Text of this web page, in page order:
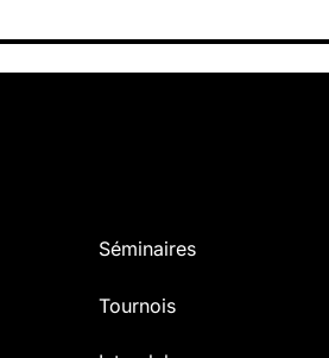
Séminaires
Tournois